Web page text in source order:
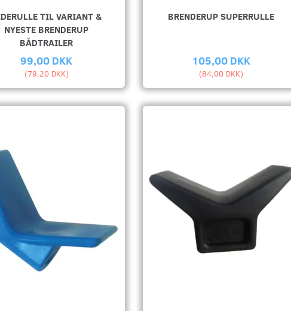
TIL VARIANT &
NYESTE BRENDERUP
BÅDTRAILER
99,00 DKK
(79,20 DKK)
BRENDERUP SUPERRULLE
105,00 DKK
(84,00 DKK)